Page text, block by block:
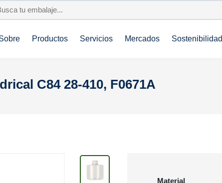
Productos Servicios Mercados Sostenibilidad
C84 28-410, F0671A
Material